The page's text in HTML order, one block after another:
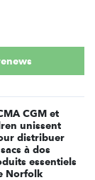
CGM et
unissent
distribuer
à dos
essentiels
Norfolk